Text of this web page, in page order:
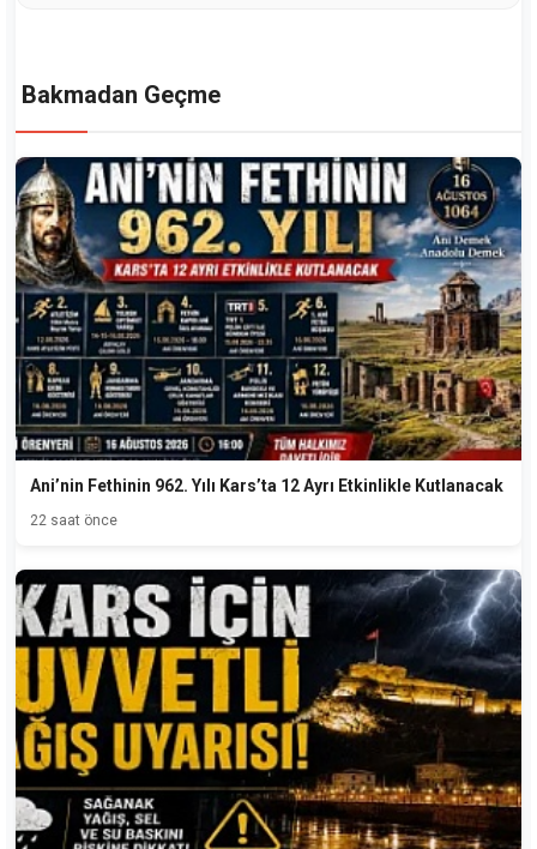
Bakmadan Geçme
Ani’nin Fethinin 962. Yılı Kars’ta 12 Ayrı Etkinlikle Kutlanacak
22 saat önce